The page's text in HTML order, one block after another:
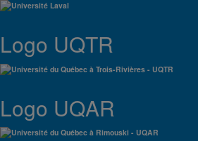
Logo UQTR
Logo UQAR